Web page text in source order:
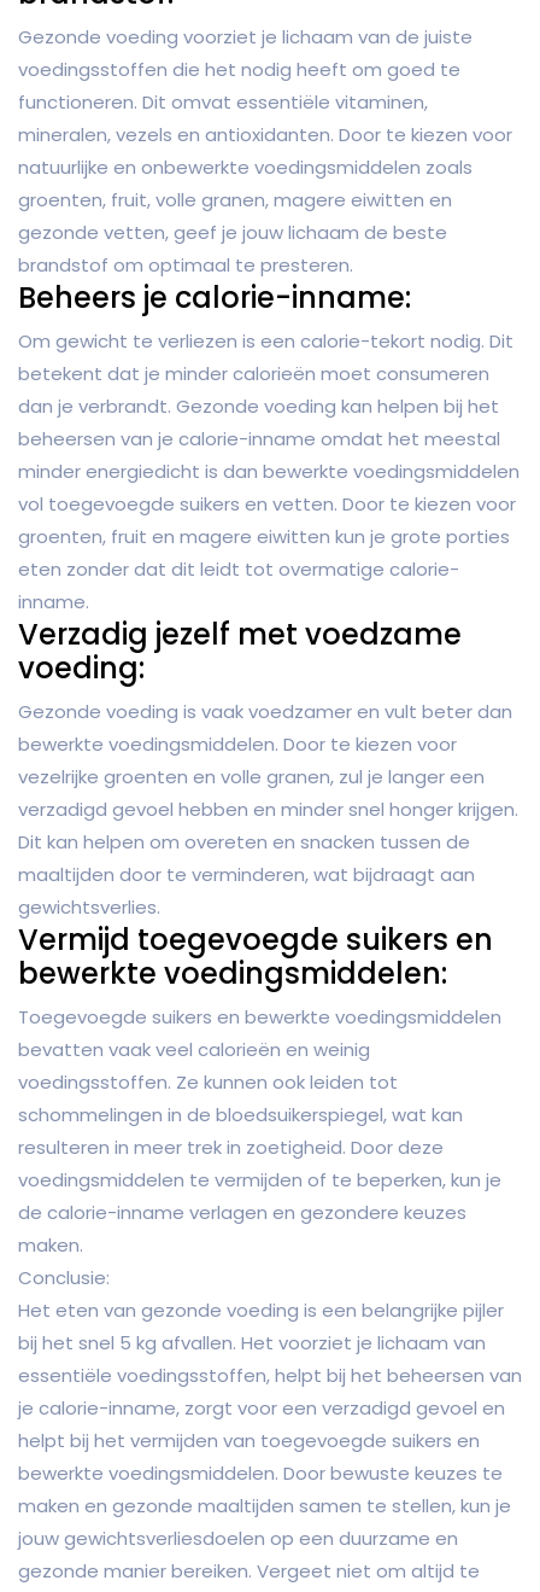
Gezonde voeding voorziet je lichaam van de juiste
voedingsstoffen die het nodig heeft om goed te
functioneren. Dit omvat essentiële vitaminen,
mineralen, vezels en antioxidanten. Door te kiezen voor
natuurlijke en onbewerkte voedingsmiddelen zoals
groenten, fruit, volle granen, magere eiwitten en
gezonde vetten, geef je jouw lichaam de beste
brandstof om optimaal te presteren.
Beheers je calorie-inname:
Om gewicht te verliezen is een calorie-tekort nodig. Dit
betekent dat je minder calorieën moet consumeren
dan je verbrandt. Gezonde voeding kan helpen bij het
beheersen van je calorie-inname omdat het meestal
minder energiedicht is dan bewerkte voedingsmiddelen
vol toegevoegde suikers en vetten. Door te kiezen voor
groenten, fruit en magere eiwitten kun je grote porties
eten zonder dat dit leidt tot overmatige calorie-
inname.
Verzadig jezelf met voedzame
voeding:
Gezonde voeding is vaak voedzamer en vult beter dan
bewerkte voedingsmiddelen. Door te kiezen voor
vezelrijke groenten en volle granen, zul je langer een
verzadigd gevoel hebben en minder snel honger krijgen.
Dit kan helpen om overeten en snacken tussen de
maaltijden door te verminderen, wat bijdraagt aan
gewichtsverlies.
Vermijd toegevoegde suikers en
bewerkte voedingsmiddelen:
Toegevoegde suikers en bewerkte voedingsmiddelen
bevatten vaak veel calorieën en weinig
voedingsstoffen. Ze kunnen ook leiden tot
schommelingen in de bloedsuikerspiegel, wat kan
resulteren in meer trek in zoetigheid. Door deze
voedingsmiddelen te vermijden of te beperken, kun je
de calorie-inname verlagen en gezondere keuzes
maken.
Conclusie:
Het eten van gezonde voeding is een belangrijke pijler
bij het snel 5 kg afvallen. Het voorziet je lichaam van
essentiële voedingsstoffen, helpt bij het beheersen van
je calorie-inname, zorgt voor een verzadigd gevoel en
helpt bij het vermijden van toegevoegde suikers en
bewerkte voedingsmiddelen. Door bewuste keuzes te
maken en gezonde maaltijden samen te stellen, kun je
jouw gewichtsverliesdoelen op een duurzame en
gezonde manier bereiken. Vergeet niet om altijd te